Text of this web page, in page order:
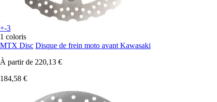
+-3
1 coloris
MTX Disc Disque de frein moto avant Kawasaki
À partir de 220,13 €
184,58 €